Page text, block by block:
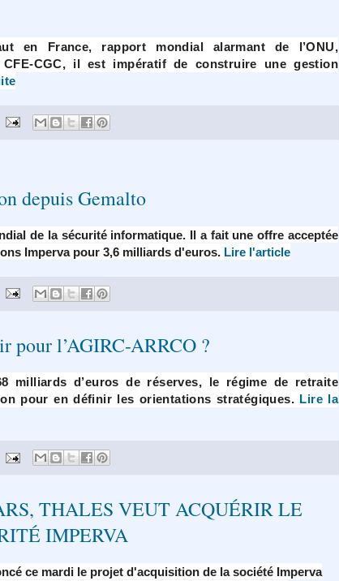
en France, rapport mondial alarmant de l’ONU,
CGC, il est impératif de construire une gestion
depuis Gemalto
de la sécurité informatique. Il a fait une offre acceptée
Imperva pour 3,6 milliards d'euros. Lire l'article
pour l’AGIRC-ARRCO ?
milliards d’euros de réserves, le régime de retraite
pour en définir les orientations stratégiques. Lire la
THALES VEUT ACQUÉRIR LE
IMPERVA
ce mardi le projet d'acquisition de la société Imperva